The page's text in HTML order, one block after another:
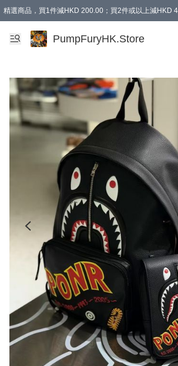
精選商品，買1件減HKD 200.00；買2件或以上減HKD
AAPE商品,會員專享9折或以上（按會員等級）AAPE
精選商品，任選買2件或以上減HKD 100.00
購物滿 HKD 800.00即享免運費優惠！（適用於 特定的
PumpFuryHK.Store